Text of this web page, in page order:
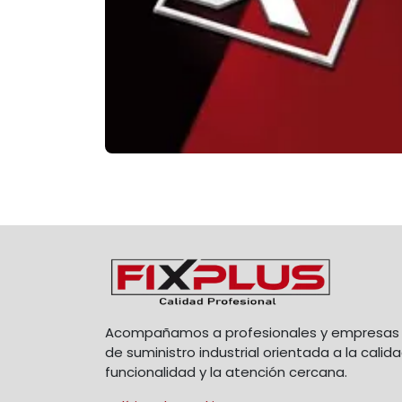
Acompañamos a profesionales y
de suministro industrial orientada a la
funcionalidad y la atención cercana.